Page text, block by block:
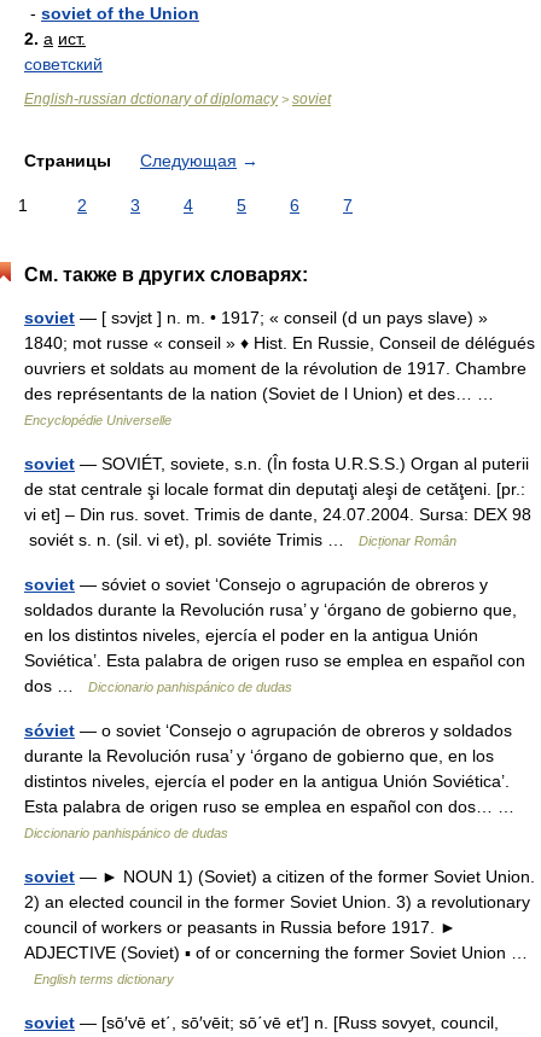
- soviet of the Union
2. a ист.
советский
English-russian dctionary of diplomacy> soviet
Страницы Следующая →
1 2 3 4 5 6 7
См. также в других словарях:
soviet — [ sɔvjɛt ] n. m. • 1917; « conseil (d un pays slave) »
1840; mot russe « conseil » ♦ Hist. En Russie, Conseil de délégués
ouvriers et soldats au moment de la révolution de 1917. Chambre
des représentants de la nation (Soviet de l Union) et des… …
Encyclopédie Universelle
soviet — SOVIÉT, soviete, s.n. (În fosta U.R.S.S.) Organ al puterii
de stat centrale şi locale format din deputaţi aleşi de cetăţeni. [pr.:
vi et] – Din rus. sovet. Trimis de dante, 24.07.2004. Sursa: DEX 98
soviét s. n. (sil. vi et), pl. soviéte Trimis …
Dicționar Român
soviet — sóviet o soviet ‘Consejo o agrupación de obreros y
soldados durante la Revolución rusa’ y ‘órgano de gobierno que,
en los distintos niveles, ejercía el poder en la antigua Unión
Soviética’. Esta palabra de origen ruso se emplea en español con
dos …
Diccionario panhispánico de dudas
sóviet — o soviet ‘Consejo o agrupación de obreros y soldados
durante la Revolución rusa’ y ‘órgano de gobierno que, en los
distintos niveles, ejercía el poder en la antigua Unión Soviética’.
Esta palabra de origen ruso se emplea en español con dos… …
Diccionario panhispánico de dudas
soviet — ► NOUN 1) (Soviet) a citizen of the former Soviet Union.
2) an elected council in the former Soviet Union. 3) a revolutionary
council of workers or peasants in Russia before 1917. ►
ADJECTIVE (Soviet) ▪ of or concerning the former Soviet Union …
English terms dictionary
soviet — [sō′vē et΄, sō′vēit; sō΄vē et′] n. [Russ sovyet, council,